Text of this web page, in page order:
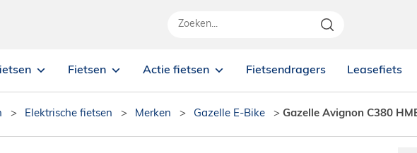
Fietsen Actie fietsen Fietsendragers Leasefiets
> Elektrische fietsen > Merken > Gazelle E-Bike > Gazelle Avignon C380